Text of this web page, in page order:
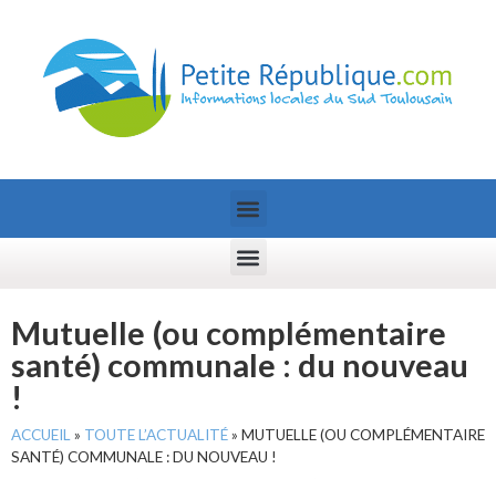
Mutuelle (ou complémentaire
santé) communale : du nouveau
!
ACCUEIL » TOUTE L’ACTUALITÉ» MUTUELLE (OU COMPLÉMENTAIRE
SANTÉ) COMMUNALE : DU NOUVEAU !